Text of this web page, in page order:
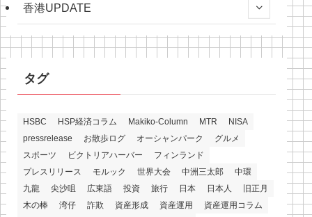
香港UPDATE
タグ
HSBC HSP経済コラム Makiko-Column MTR
NISA
pressrelease
お散歩ログ オーシャンパーク
グルメ
スポーツ
ビクトリアハーバー
フィンランド
プレスリリース
モルック 世界大会 中洲三太郎
中環
九龍
尖沙咀 広東語 投資 旅行 日本 日本人
旧正月
木の棒
湾仔 詐欺 資産形成 資産運用
資産運用コラム